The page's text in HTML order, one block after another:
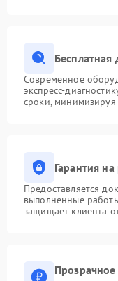
Современное
экспресс-
сроки, минимизируя
Гарантия
Предоставляется
выполненные
защищает клиента